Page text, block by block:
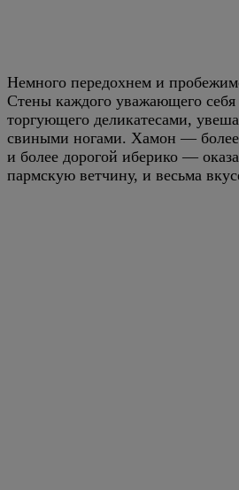
Немного передохнем и
Стены каждого уважающего себя
торгующего деликатесами,
свиными ногами. Хамон — более
и более дорогой иберико —
пармскую ветчину, и весьма